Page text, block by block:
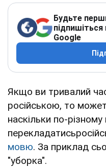
Будьте
Google
Якщо ви тривалий
російською, то
наскільки по-
мовю. За приклад
"уборка".